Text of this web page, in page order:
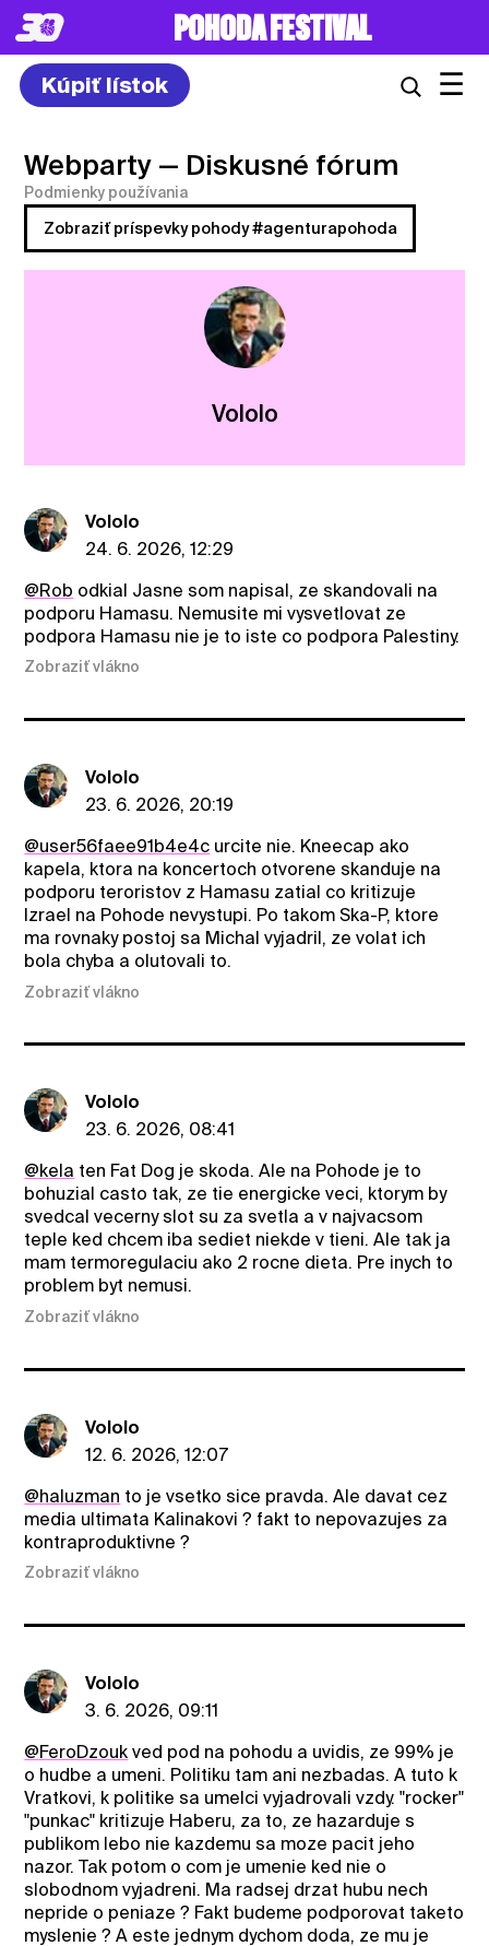
POHODA FESTIVAL
Kúpiť lístok ☰
Webparty — Diskusné fórum
Podmienky používania
Zobraziť príspevky pohody #agenturapohoda
Vololo
Vololo
24. 6. 2026, 12:29
@Rob odkial Jasne som napisal, ze skandovali na
podporu Hamasu. Nemusite mi vysvetlovat ze
podpora Hamasu nie je to iste co podpora Palestiny.
Zobraziť vlákno
Vololo
23. 6. 2026, 20:19
@user56faee91b4e4c urcite nie. Kneecap ako
kapela, ktora na koncertoch otvorene skanduje na
podporu teroristov z Hamasu zatial co kritizuje
Izrael na Pohode nevystupi. Po takom Ska-P, ktore
ma rovnaky postoj sa Michal vyjadril, ze volat ich
bola chyba a olutovali to.
Zobraziť vlákno
Vololo
23. 6. 2026, 08:41
@kela ten Fat Dog je skoda. Ale na Pohode je to
bohuzial casto tak, ze tie energicke veci, ktorym by
svedcal vecerny slot su za svetla a v najvacsom
teple ked chcem iba sediet niekde v tieni. Ale tak ja
mam termoregulaciu ako 2 rocne dieta. Pre inych to
problem byt nemusi.
Zobraziť vlákno
Vololo
12. 6. 2026, 12:07
@haluzman to je vsetko sice pravda. Ale davat cez
media ultimata Kalinakovi ? fakt to nepovazujes za
kontraproduktivne ?
Zobraziť vlákno
Vololo
3. 6. 2026, 09:11
@FeroDzouk ved pod na pohodu a uvidis, ze 99% je
o hudbe a umeni. Politiku tam ani nezbadas. A tuto k
Vratkovi, k politike sa umelci vyjadrovali vzdy. "rocker"
"punkac" kritizuje Haberu, za to, ze hazarduje s
publikom lebo nie kazdemu sa moze pacit jeho
nazor. Tak potom o com je umenie ked nie o
slobodnom vyjadreni. Ma radsej drzat hubu nech
nepride o peniaze ? Fakt budeme podporovat taketo
myslenie ? A este jednym dychom doda, ze mu je